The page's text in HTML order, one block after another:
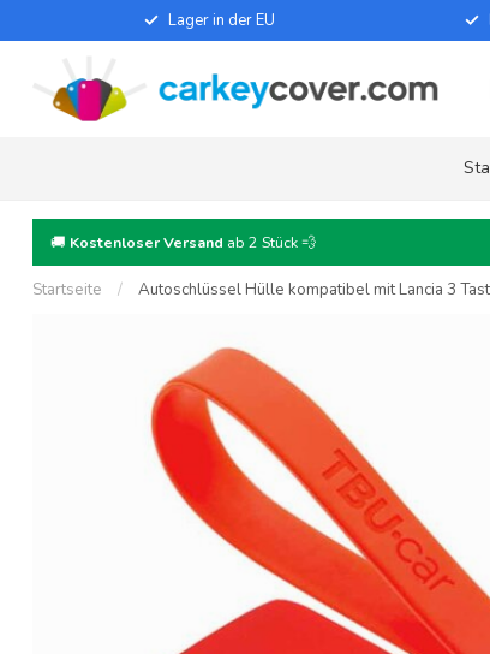
Lager in der EU
🚚 Kostenloser Versand ab 2 Stück 💨
Startseite / Autoschlüssel Hülle kompatibel mit Lancia 3